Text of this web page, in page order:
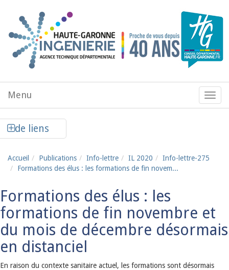
Menu
de
Menu
de liens
Accueil Publications Info-lettre IL 2020
Info-lettre-275
Formations des élus : les formations de fin novem...
Formations des élus : les
formations de fin novembre et
du mois de décembre désormais
en distanciel
En raison du contexte sanitaire actuel, les formations sont désormais